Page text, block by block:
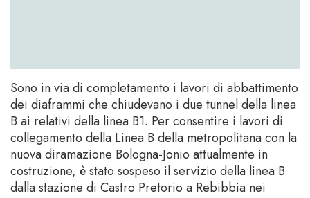
Sono in via di completamento i lavori di abbattimento
dei diaframmi che chiudevano i due tunnel della linea
B ai relativi della linea B1. Per consentire i lavori di
collegamento della Linea B della metropolitana con la
nuova diramazione Bologna-Jonio attualmente in
costruzione, è stato sospeso il servizio della linea B
dalla stazione di Castro Pretorio a Rebibbia nei